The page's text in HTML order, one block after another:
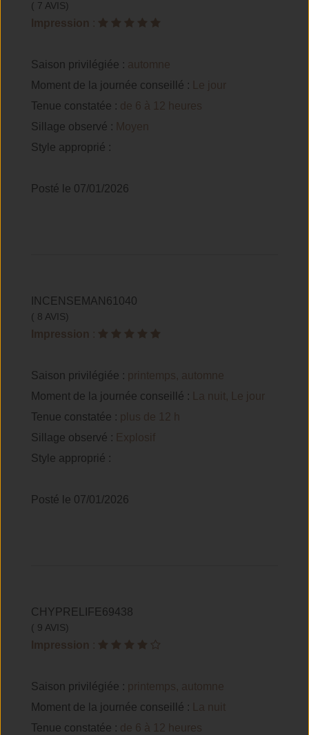
( 7 AVIS)
Impression :
Saison privilégiée : automne
Moment de la journée conseillé :
Le jour
Tenue constatée : de 6 à 12 heures
Sillage observé : Moyen
Style approprié :
Posté le 07/01/2026
INCENSEMAN61040
( 8 AVIS)
Impression :
Saison privilégiée : printemps, automne
Moment de la journée conseillé :
La nuit, Le jour
Tenue constatée : plus de 12 h
Sillage observé : Explosif
Style approprié :
Posté le 07/01/2026
CHYPRELIFE69438
( 9 AVIS)
Impression :
Saison privilégiée : printemps, automne
Moment de la journée conseillé :
La nuit
Tenue constatée : de 6 à 12 heures